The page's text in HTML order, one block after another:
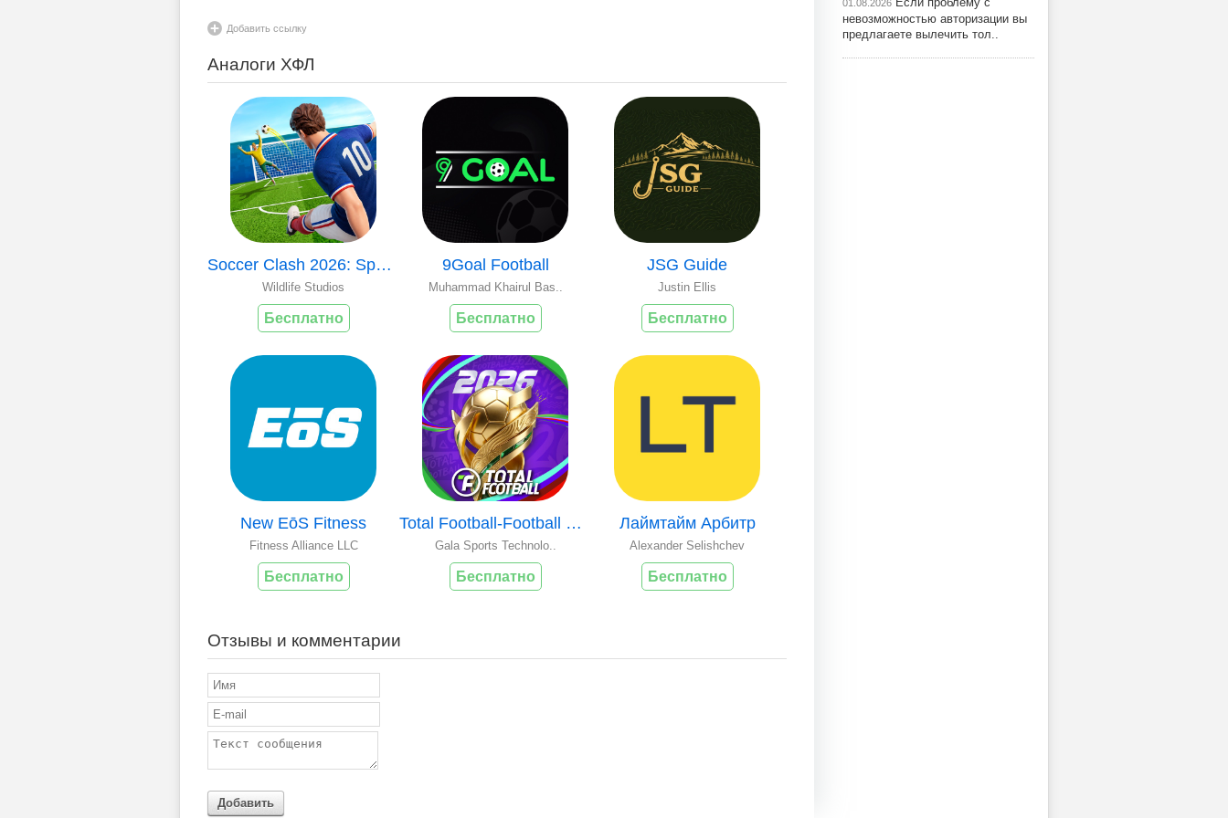
Добавить ссылку
Аналоги ХФЛ
Soccer Clash 2026: Sports Game
Wildlife Studios
Бесплатно
9Goal Football
Muhammad Khairul Bas..
Бесплатно
JSG Guide
Justin Ellis
Бесплатно
New EōS Fitness
Fitness Alliance LLC
Бесплатно
Total Football-Football Cup
Gala Sports Technolo..
Бесплатно
Лаймтайм Арбитр
Alexander Selishchev
Бесплатно
Отзывы и комментарии
Добавить
01.08.2026
невозможностью авторизации вы
предлагаете вылечить тол..